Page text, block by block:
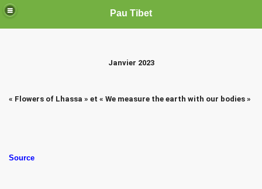
Pau Tibet
Janvier 2023
« Flowers of Lhassa » et « We measure the earth with our bodies »
Source